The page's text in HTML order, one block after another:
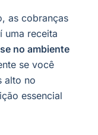
as cobranças
uma receita
no ambiente
se você
alto no
essencial